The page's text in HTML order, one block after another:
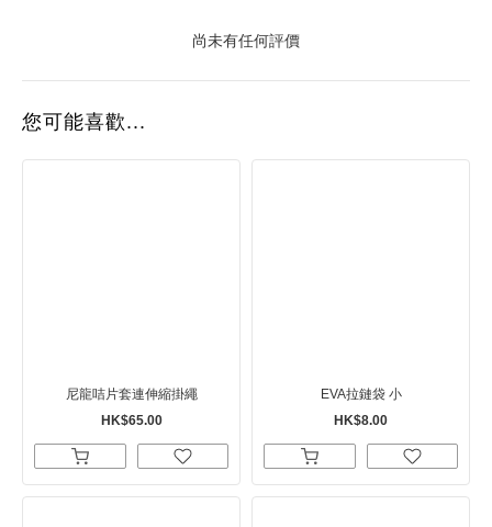
尚未有任何評價
您可能喜歡...
尼龍咭片套連伸縮掛繩
HK$65.00
EVA拉鏈袋 小
HK$8.00